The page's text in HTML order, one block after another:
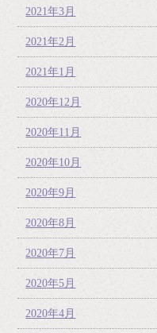
2021年3月
2021年2月
2021年1月
2020年12月
2020年11月
2020年10月
2020年9月
2020年8月
2020年7月
2020年5月
2020年4月